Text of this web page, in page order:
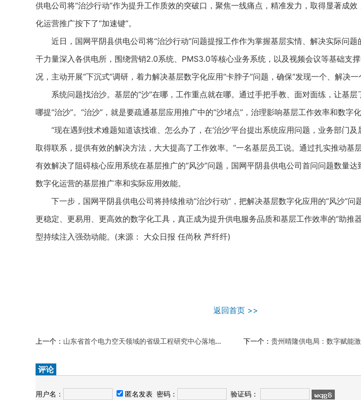
供电公司将“治沙行动”作为提升工作质效的突破口，聚焦一线痛点，精准发力，取得显著成
化运营推广按下了“加速键”。
近日，国网平阴县供电公司将“治沙行动”问题提报工作作为掌握基层实情、解决实际问题
干力量深入各供电所，围绕营销2.0系统、PMS3.0等核心业务系统，以及视频会议等基础支
况，主动开展“下沉式”调研，着力解决基层数字化应用“卡脖子”问题，确保“发现一个、解决一
系统问题找治沙。基层的“沙”在哪，工作重点就在哪。通过手把手教、面对面练，让基层
哪提“治沙”。“治沙”，就是要疏通基层应用推广中的“沙堵点”，治理影响基层工作效率和数字化
“现在遇到技术难题知道该找谁、怎么办了，在‘治沙’平台提出系统应用问题，业务部门及
取得联系，提供有效的解决方法，大大提高了工作效率。”一名基层员工说。通过扎实推动基层
有效解决了阻碍核心应用系统在基层推广的“风沙”问题，国网平阴县供电公司首问问题数量
数字化运营的基层推广率和实际应用效能。
下一步，国网平阴县供电公司将持续推动“治沙行动”，把解决基层数字化应用的“风沙”问
更稳定、更易用、更高效的数字化工具，真正成为提升供电服务品质和基层工作效率的“助推
型持续注入强劲动能。(来源： 大众日报 任尚秋 芦纤纤)
返回首页 >>
上一个： 山东省首个电力空天领域的省级工程研究中心落地济南市 下一个：贵州晴隆供电局：数字赋能激活 “阳
评论
用户名： 匿名发表 密码： 验证码：